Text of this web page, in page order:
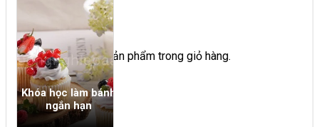
Chưa có sản phẩm trong giỏ hàng.
Giỏ hàng
Khóa học làm bánh
ngắn hạn